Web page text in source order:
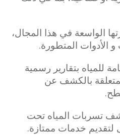
الواسعة في هذا المجال،
الأدوات المتطورة.
للمياه بتقارير رسمية
بالكشف عن
تسربات المياه تحت
خدمات ممتازة.